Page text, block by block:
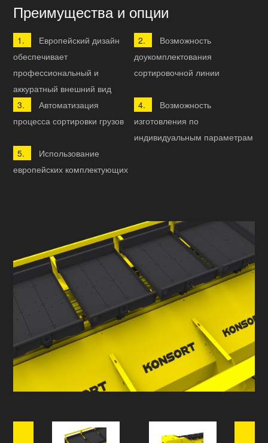
Преимущества и опции
Европейский дизайн
обеспечивает
профессиональный и
аккуратный внешний вид
Возможность
доукомплектования
сортировочной линии
Автоматизация
процесса сортировки грузов
Возможность
изготовления по
индивидуальным параметрам
Использование
европейских комплектующих